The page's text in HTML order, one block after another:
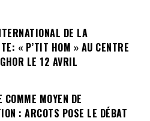
DE LA
« P’TIT HOM » AU CENTRE
LE 12 AVRIL
COMME MOYEN DE
: ARCOTS POSE LE DÉBAT